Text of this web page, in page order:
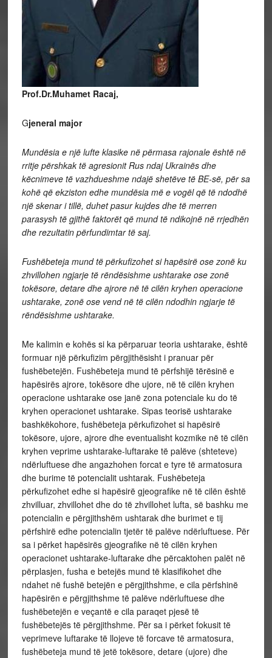
Prof.Dr.Muhamet Racaj,
Gjeneral major
Mundësia e një lufte klasike në përmasa rajonale është në
rritje përshkak të agresionit Rus ndaj Ukrainës dhe
këcnimeve të vazhdueshme ndajë shetëve të BE-së, për sa
kohë që ekziston edhe mundësia më e vogël që të ndodhë
një skenar i tillë, duhet pasur kujdes dhe të merren
parasysh të gjithë faktorët që mund të ndikojnë në rrjedhën
dhe rezultatin përfundimtar të saj.
Fushëbeteja mund të përkufizohet si hapësirë ose zonë ku
zhvillohen ngjarje të rëndësishme ushtarake ose zonë
tokësore, detare dhe ajrore në të cilën kryhen operacione
ushtarake, zonë ose vend në të cilën ndodhin ngjarje të
rëndësishme ushtarake.
Me kalimin e kohës si ka përparuar teoria ushtarake, është
formuar një përkufizim përgjithësisht i pranuar për
fushëbetejën. Fushëbeteja mund të përfshijë tërësinë e
hapësirës ajrore, tokësore dhe ujore, në të cilën kryhen
operacione ushtarake ose janë zona potenciale ku do të
kryhen operacionet ushtarake. Sipas teorisë ushtarake
bashkëkohore, fushëbeteja përkufizohet si hapësirë
tokësore, ujore, ajrore dhe eventualisht kozmike në të cilën
kryhen veprime ushtarake-luftarake të palëve (shteteve)
ndërluftuese dhe angazhohen forcat e tyre të armatosura
dhe burime të potencialit ushtarak. Fushëbeteja
përkufizohet edhe si hapësirë gjeografike në të cilën është
zhvilluar, zhvillohet dhe do të zhvillohet lufta, së bashku me
potencialin e përgjithshëm ushtarak dhe burimet e tij
përfshirë edhe potencialin tjetër të palëve ndërluftuese. Për
sa i përket hapësirës gjeografike në të cilën kryhen
operacionet ushtarake-luftarake dhe përcaktohen palët në
përplasjen, fusha e betejës mund të klasifikohet dhe
ndahet në fushë betejën e përgjithshme, e cila përfshinë
hapësirën e përgjithshme të palëve ndërluftuese dhe
fushëbetejën e veçantë e cila paraqet pjesë të
fushëbetejës të përgjithshme. Për sa i përket fokusit të
veprimeve luftarake të llojeve të forcave të armatosura,
fushëbeteja mund të jetë tokësore, detare (ujore) dhe